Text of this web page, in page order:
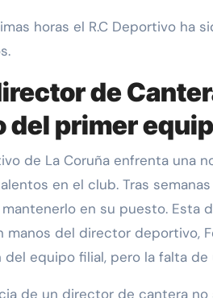
horas el R.C Deportivo ha
de
del primer
de La Coruña enfrenta una
en el club. Tras
en su puesto. Esta
manos del director deportivo,
del equipo filial, pero la falta
de un director de cantera